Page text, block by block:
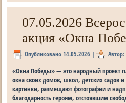
07.05.2026
акция «Окна
Опубликовано 14.05.2026 | Автор:
«Окна Победы» — это народный проект
окна своих домов, школ, детских садов
картинки, размещают фотографии и
благодарность героям, отстоявшим